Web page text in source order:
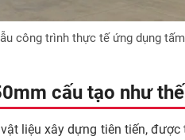
công trình thực tế ứng dụng
cấu tạo như
liệu xây dựng tiên tiến,